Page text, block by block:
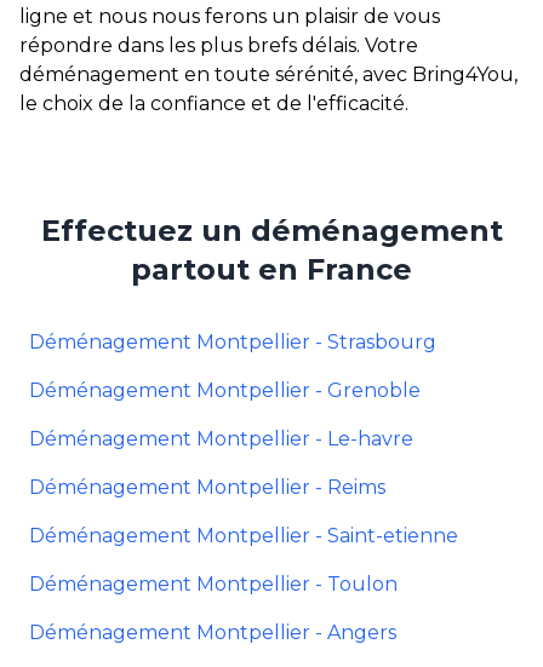
ligne et nous nous ferons un plaisir de vous
répondre dans les plus brefs délais. Votre
déménagement en toute sérénité, avec Bring4You,
le choix de la confiance et de l'efficacité.
Effectuez un déménagement
partout en France
Déménagement Montpellier - Strasbourg
Déménagement Montpellier - Grenoble
Déménagement Montpellier - Le-havre
Déménagement Montpellier - Reims
Déménagement Montpellier - Saint-etienne
Déménagement Montpellier - Toulon
Déménagement Montpellier - Angers